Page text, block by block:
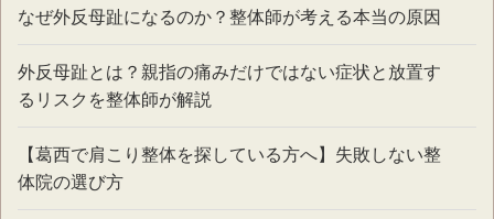
なぜ外反母趾になるのか？整体師が考える本当の原因
外反母趾とは？親指の痛みだけではない症状と放置す
るリスクを整体師が解説
【葛西で肩こり整体を探している方へ】失敗しない整
体院の選び方